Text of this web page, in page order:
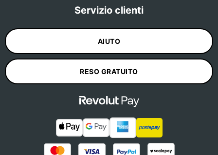
Servizio clienti
AIUTO
RESO GRATUITO